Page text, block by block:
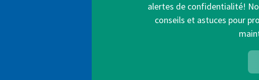
alertes de confidentialité!
conseils et astuces pour